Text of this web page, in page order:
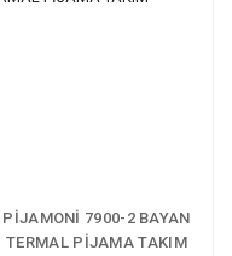
PİJAMONİ 7900-2 BAYAN
TERMAL PİJAMA TAKIM